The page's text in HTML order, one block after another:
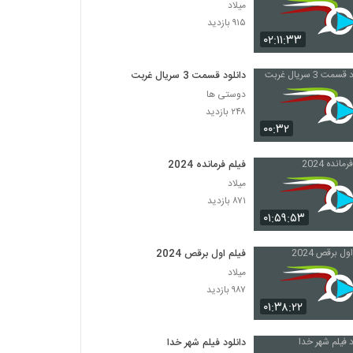
۰۲:۱۱:۳۳
میلاد
۹۱۵ بازدید
۰۰:۳۲
دانلود قسمت 3 سریال غربت
دوستی ها
۲۴۸ بازدید
۰۱:۵۹:۵۳
فیلم فرمانده 2024
میلاد
۸۷۱ بازدید
۰۱:۳۸:۲۲
فیلم اول برقص 2024
میلاد
۹۸۷ بازدید
دانلود فیلم شهر خدا